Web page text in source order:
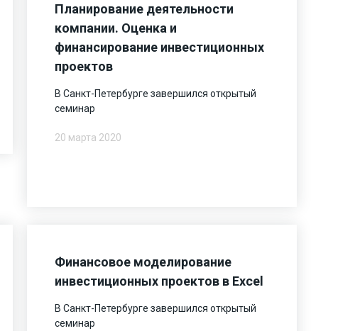
Планирование деятельности
компании. Оценка и
финансирование инвестиционных
проектов
В Санкт-Петербурге завершился открытый
семинар
20 марта 2020
Финансовое моделирование
инвестиционных проектов в Excel
В Санкт-Петербурге завершился открытый
семинар